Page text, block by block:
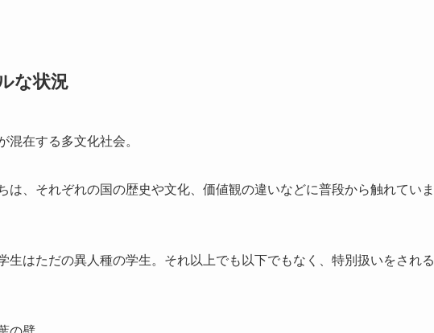
な状況
在する多文化社会。
は、それぞれの国の歴史や文化、価値観の違いなどに普段から触れていま
生はただの異人種の学生。それ以上でも以下でもなく、特別扱いをされる